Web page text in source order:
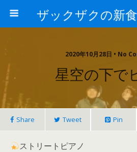
2020年10月28日 • No
星空の下で
Share Tweet Pin
ストリートピアノ